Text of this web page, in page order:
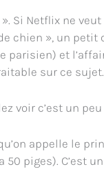
Si Netflix ne
chien », un
parisien) et
sur ce sujet.
voir c’est un
appelle le
piges). C’est